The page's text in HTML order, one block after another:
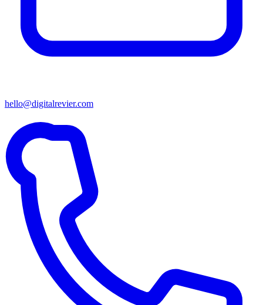
hello@digitalrevier.com